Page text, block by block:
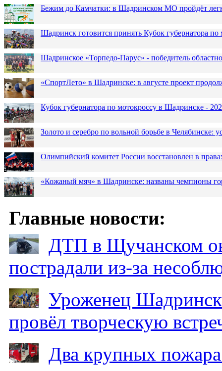
Бежим до Камчатки: в Шадринском МО пройдёт
Шадринск готовится принять Кубок губернатора по
Шадринское «Торпедо-Парус» - победитель
«СпортЛето» в Шадринске: в августе проект
Кубок губернатора по мотокроссу в Шадринске -
Золото и серебро по вольной борьбе в Челябинске:
Олимпийский комитет России восстановлен в
«Кожаный мяч» в Шадринске: названы чемпионы
Главные новости:
ДТП в Щучанском
пострадали из-за
Уроженец
провёл творческую
Два крупных